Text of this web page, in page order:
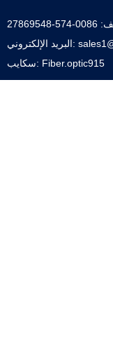
سكايب: Fiber.optic915